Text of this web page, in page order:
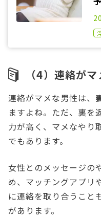
（4）連絡がマ
連絡がマメな男性は、
ますよね。ただ、裏を
力が高く、マメなやり
でもあります。
女性とのメッセージの
め、マッチングアプリ
に連絡を取り合うこと
があります。